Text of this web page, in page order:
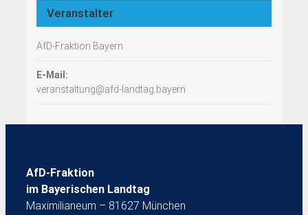
Veranstalter
AfD-Fraktion Bayern
E-Mail:
veranstaltung@afd-landtag.bayern
AfD-Fraktion
im Bayerischen Landtag
Maximilianeum – 81627 München